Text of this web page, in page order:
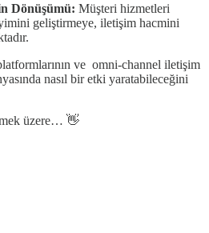
Dönüşümü: Müşteri hizmetleri
geliştirmeye, iletişim hacmini
ve omni-channel iletişim
nasıl bir etki yaratabileceğini
üzere… 👋